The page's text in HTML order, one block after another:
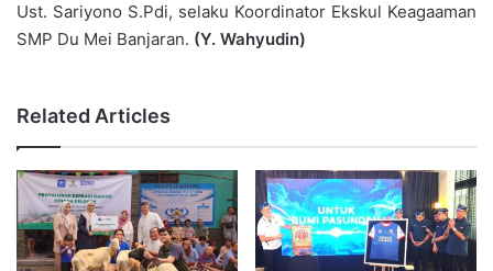
Ust. Sariyono S.Pdi, selaku Koordinator Ekskul Keagaaman
SMP Du Mei Banjaran. (Y. Wahyudin)
Related Articles